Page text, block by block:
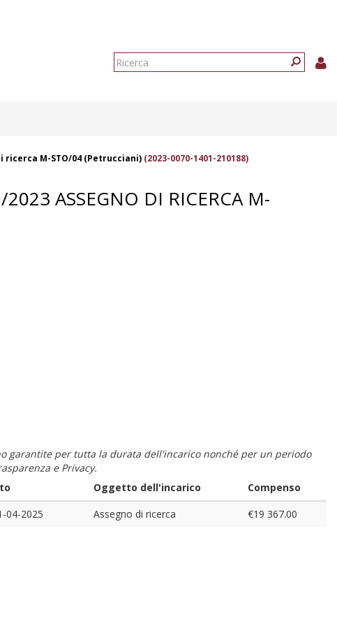
Form
ricerca M-STO/04 (Petrucciani) (2023-0070-1401-210188)
ASSEGNO DI RICERCA M-
per tutta la durata dell'incarico nonché per un periodo
e Privacy.
Oggetto dell'incarico
Compenso
04-2025 Assegno di ricerca €19 367.00